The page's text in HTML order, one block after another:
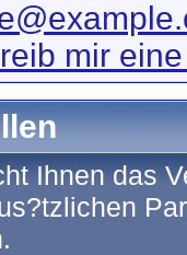
mir
Ihnen das